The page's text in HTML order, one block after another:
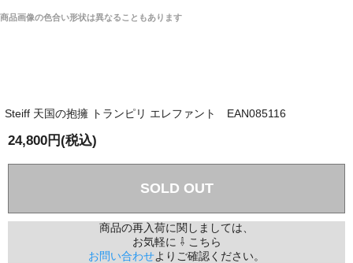
商品画像の色合い形状は異なることもあります
Steiff 天国の抱擁 トランピリ エレファント EAN085116
24,800円(税込)
SOLD OUT
商品の再入荷に関しましては、
お気軽に ⇩ こちら
お問い合わせよりご確認ください。